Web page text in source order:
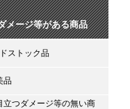
メージ等がある商品
ストック品
品
つダメージ等の無い商